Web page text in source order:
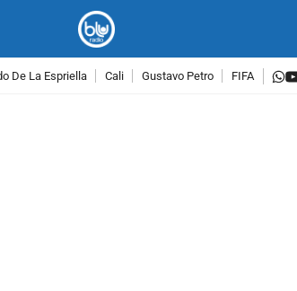
De La Espriella Cali Gustavo Petro FIFA